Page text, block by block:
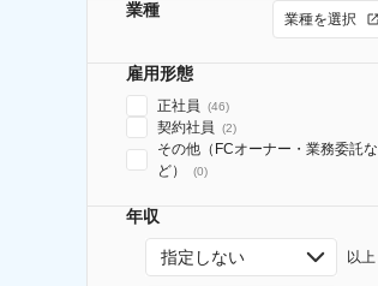
業種 業種を選択
雇用形態
正社員 (46)
契約社員 (2)
その他（FCオーナー・業務委託な
ど）
(0)
年収
指定しない 以上